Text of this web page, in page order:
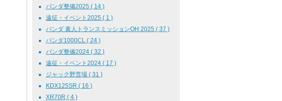
パンダ整備2025 ( 14 )
遠征・イベント2025 ( 1 )
パンダ 素人トランスミッションOH 2025 ( 37 )
パンダ1000CL ( 24 )
パンダ整備2024 ( 32 )
遠征・イベント2024 ( 17 )
ジャック野営場 ( 31 )
KDX125SR ( 16 )
XR70R ( 4 )